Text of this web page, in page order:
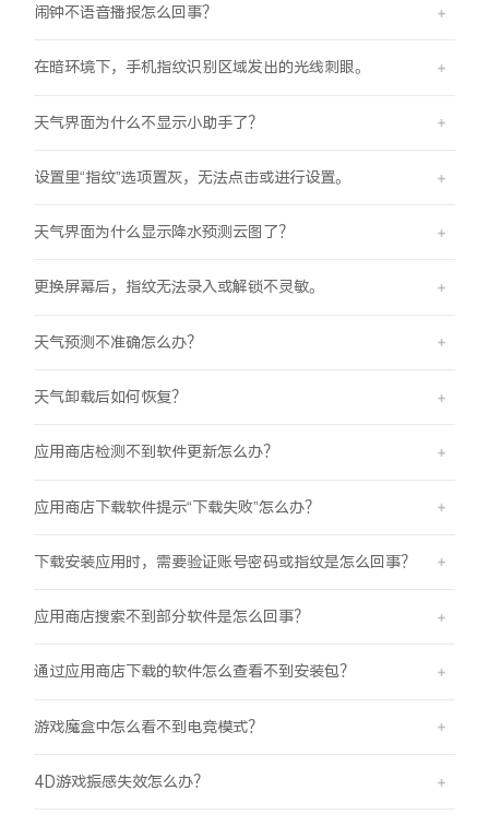
闹钟不语音播报怎么回事？
在暗环境下，手机指纹识别区域发出的光线刺眼。
天气界面为什么不显示小助手了？
设置里“指纹”选项置灰，无法点击或进行设置。
天气界面为什么显示降水预测云图了？
更换屏幕后，指纹无法录入或解锁不灵敏。
天气预测不准确怎么办？
天气卸载后如何恢复？
应用商店检测不到软件更新怎么办？
应用商店下载软件提示“下载失败”怎么办？
下载安装应用时，需要验证账号密码或指纹是怎么回事？
应用商店搜索不到部分软件是怎么回事？
通过应用商店下载的软件怎么查看不到安装包？
游戏魔盒中怎么看不到电竞模式？
4D游戏振感失效怎么办？